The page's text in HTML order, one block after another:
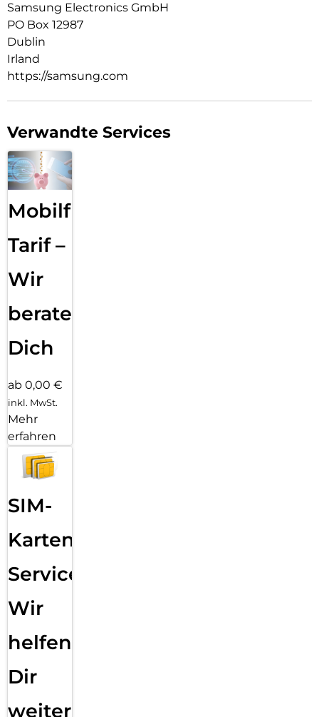
Samsung Electronics GmbH
PO Box 12987
Dublin
Irland
https://samsung.com
Verwandte Services
Mobilfunk
Tarif –
Wir
beraten
Dich
ab 0,00 €
inkl. MwSt.
Mehr
erfahren
SIM-
Karten
Service:
Wir
helfen
Dir
weiter